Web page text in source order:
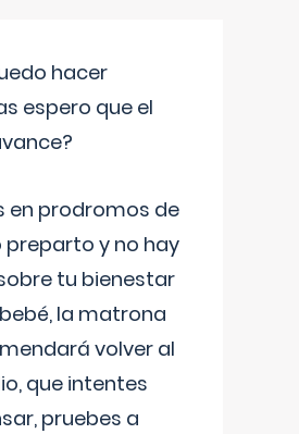
hacer
espero que el
en prodromos de
y no hay
tu bienestar
la matrona
volver al
que intentes
pruebes a